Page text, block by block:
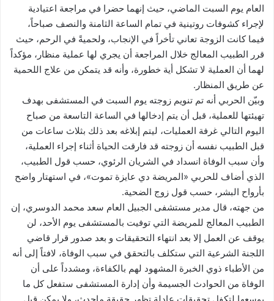
العام يوم السبت الماضي، حيث إنهما حضرا في مراجعة اعتيادية
لإجراء كشوفات روتينية في تمام الساعة الثامنة والنصف صباحاً،
فيما كانت الزوجة تعاني تأخراً في الإنجاب، ولحميةً في الرحم، حيث
قرر الطبيب المعالج خلال المراجعة أن يجري لها عملية منظار، مؤكداً
لهما أن العملية لا تشكل أية خطورة، وأنه قد يتمكن من علاج اللحمية
عن طريق المنظار.
وبيّن الحربي أنه تم تنويم زوجته يوم السبت في المستشفى بهدف
تهيئتها للعملية، قبل أن يتم إدخالها في الساعة التاسعة من صباح
اليوم التالي غرفة العمليات، ليتم إبلاغه بعد ذلك بثلاث ساعات من
قبل الطبيب نفسه أن زوجته قد فارقت الحياة أثناء إجراء العملية،
وأن سبب الوفاة انسداد في الشريان الرئوي، حسب قول الطبيب،
الذي أضاف للحربي «المريضة دي عايزة تموت»، في استهتار واضح
بأرواح البشر، حسب قول زوج الضحية.
من جهته، قال مدير مستشفى الجبيل العام سعد محمد الدوسري، إن
الطبيب المعالج للمريضة التي توفيت بالمستشفى يوم الأحد، لن
يوقف عن العمل إلا بعد انتهاء التحقيقات و بعد صدور قرار قاضي
اللجنة الشرعية التي ستكلف بالتحقق في سبب الوفاة، لافتاً إلى أنه
من الأطباء ذوي الخبرة المشهود لهم بالكفاءة، ومشدداً على أن
الوفاة من الحوادث الجسيمة وأن إدارة المستشفى ستفعل كل ما